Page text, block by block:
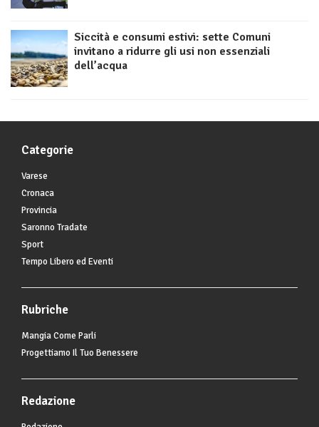
Siccità e consumi estivi: sette Comuni
invitano a ridurre gli usi non essenziali
dell’acqua
Categorie
Varese
Cronaca
Provincia
Saronno Tradate
Sport
Tempo Libero ed Eventi
Rubriche
Mangia Come Parli
Progettiamo Il Tuo Benessere
Redazione